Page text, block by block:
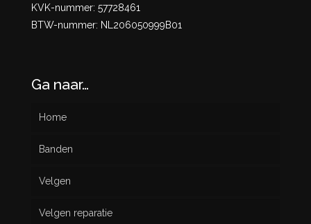
KVK-nummer: 57728461
BTW-nummer: NL206050999B01
Ga naar…
Home
Banden
Nieuw
Gebruikt
Velgen
Velgen reparatie